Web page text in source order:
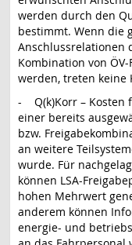
werden durch den
bestimmt. Wenn die
Anschlussrelationen
Kombination von
werden, treten keine
- Q(k)Korr – Kosten
einer bereits
bzw.
an weitere
wurde. Für
können LSA-
hohen Mehrwert
anderem können
energie- und